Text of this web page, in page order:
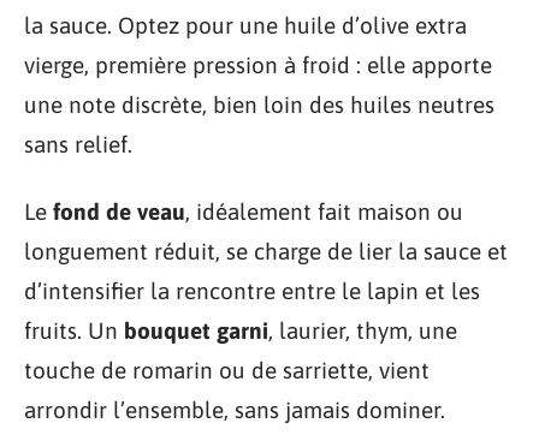
la sauce. Optez pour une huile d’olive extra
vierge, première pression à froid : elle apporte
une note discrète, bien loin des huiles neutres
sans relief.
Le fond de veau, idéalement fait maison ou
longuement réduit, se charge de lier la sauce et
d’intensifier la rencontre entre le lapin et les
fruits. Un bouquet garni, laurier, thym, une
touche de romarin ou de sarriette, vient
arrondir l’ensemble, sans jamais dominer.